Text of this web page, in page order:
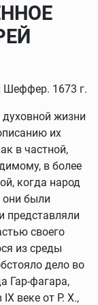
1673 г.
духовной жизни
их
в частной,
в более
когда народ
они были
представляли
своего
из среды
дело во
Гар-фагара,
веке от Р. X.,